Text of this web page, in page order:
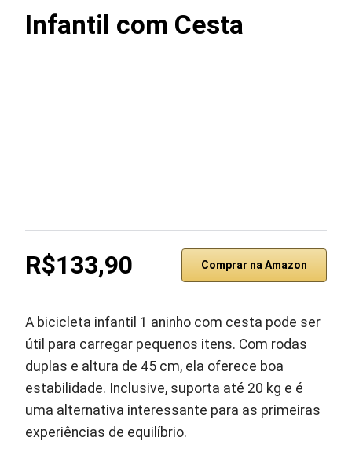
Infantil com Cesta
R$133,90 Comprar na Amazon
A bicicleta infantil 1 aninho com cesta pode ser
útil para carregar pequenos itens. Com rodas
duplas e altura de 45 cm, ela oferece boa
estabilidade. Inclusive, suporta até 20 kg e é
uma alternativa interessante para as primeiras
experiências de equilíbrio.